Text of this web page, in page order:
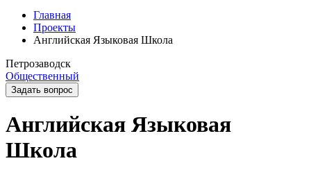
Главная
Проекты
Английская Языковая Школа
Петрозаводск
Общественный
Задать вопрос
Английская Языковая
Школа